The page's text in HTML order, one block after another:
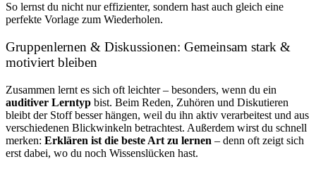
So lernst du nicht nur effizienter, sondern hast auch gleich eine
perfekte Vorlage zum Wiederholen.
Gruppenlernen & Diskussionen: Gemeinsam stark &
motiviert bleiben
Zusammen lernt es sich oft leichter – besonders, wenn du ein
auditiver Lerntyp bist. Beim Reden, Zuhören und Diskutieren
bleibt der Stoff besser hängen, weil du ihn aktiv verarbeitest und aus
verschiedenen Blickwinkeln betrachtest. Außerdem wirst du schnell
merken: Erklären ist die beste Art zu lernen – denn oft zeigt sich
erst dabei, wo du noch Wissenslücken hast.